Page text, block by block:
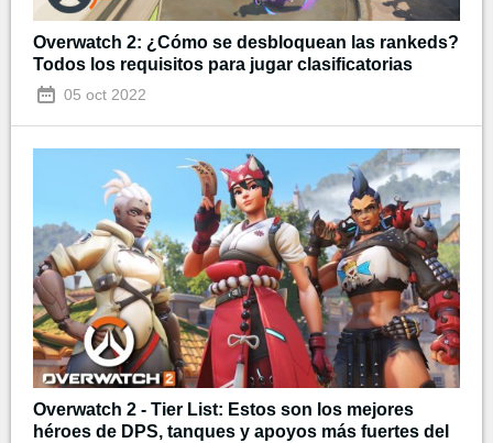
Overwatch 2: ¿Cómo se desbloquean las rankeds?
Todos los requisitos para jugar clasificatorias
05 oct 2022
Overwatch 2 - Tier List: Estos son los mejores
héroes de DPS, tanques y apoyos más fuertes del